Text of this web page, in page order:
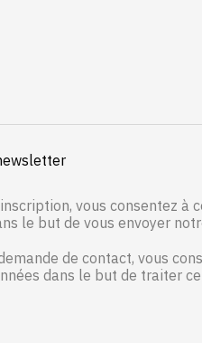
vous consentez à
le but de vous envoyer
de contact, vous
dans le but de traiter